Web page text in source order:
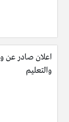
اعلان صادر عن
والتعليم